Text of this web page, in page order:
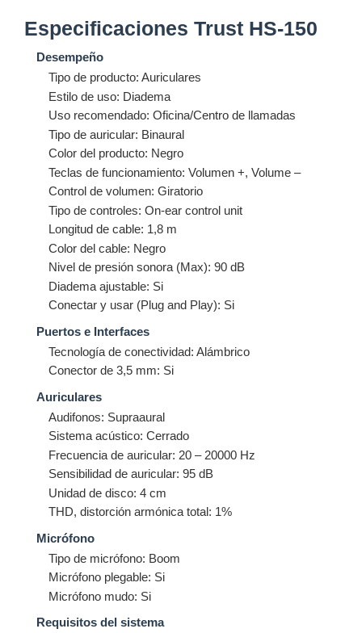
Especificaciones Trust HS-150
Desempeño
Tipo de producto: Auriculares
Estilo de uso: Diadema
Uso recomendado: Oficina/Centro de llamadas
Tipo de auricular: Binaural
Color del producto: Negro
Teclas de funcionamiento: Volumen +, Volume –
Control de volumen: Giratorio
Tipo de controles: On-ear control unit
Longitud de cable: 1,8 m
Color del cable: Negro
Nivel de presión sonora (Max): 90 dB
Diadema ajustable: Si
Conectar y usar (Plug and Play): Si
Puertos e Interfaces
Tecnología de conectividad: Alámbrico
Conector de 3,5 mm: Si
Auriculares
Audifonos: Supraaural
Sistema acústico: Cerrado
Frecuencia de auricular: 20 – 20000 Hz
Sensibilidad de auricular: 95 dB
Unidad de disco: 4 cm
THD, distorción armónica total: 1%
Micrófono
Tipo de micrófono: Boom
Micrófono plegable: Si
Micrófono mudo: Si
Requisitos del sistema